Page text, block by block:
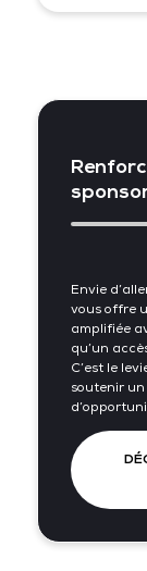
Envie
vous offre
amplifiée
qu’un
C’est le
soutenir